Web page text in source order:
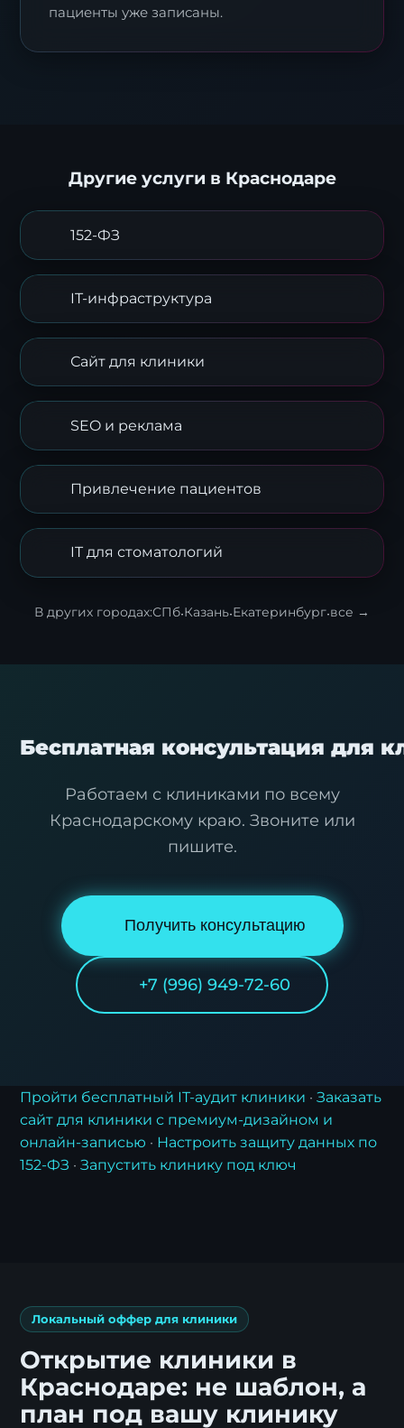
пациенты уже записаны.
Другие услуги в Краснодаре
152-ФЗ
IT-инфраструктура
Сайт для клиники
SEO и реклама
Привлечение пациентов
IT для стоматологий
В других городах:СПб·Казань·Екатеринбург·все →
Бесплатная консультация для
Работаем с клиниками по всему
Краснодарскому краю. Звоните или
пишите.
Получить консультацию
+7 (996) 949-72-60
Пройти бесплатный IT-аудит клиники ·Заказать
сайт для клиники с премиум-дизайном и
онлайн-записью · Настроить защиту данных по
152-ФЗ ·Запустить клинику под ключ
Локальный оффер для клиники
Открытие клиники в
Краснодаре: не шаблон, а
план под вашу клинику
Заявка на стратегию
цифровизации
Оставьте контакты, и наш эксперт свяжется с
вами для подготовки индивидуального плана
трансформации.
персональных данных